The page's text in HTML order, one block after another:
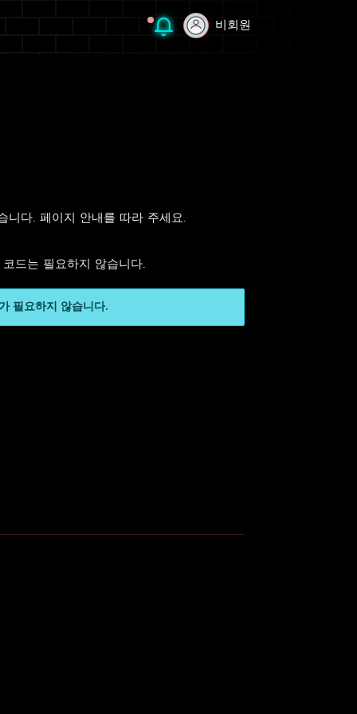
비회원
니다. 페이지 안내를 따라 주세요.
드는 필요하지 않습니다.
필요하지 않습니다.